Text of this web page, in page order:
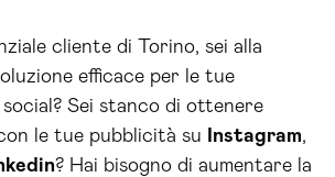
cliente di Torino, sei alla
efficace per le tue
social? Sei stanco di ottenere
le tue pubblicità su
Instagram,
? Hai bisogno di aumentare la